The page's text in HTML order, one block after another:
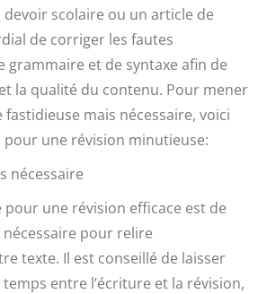
scolaire ou un article de
de corriger les fautes
grammaire et de syntaxe afin de
la qualité du contenu. Pour mener
mais nécessaire, voici
pour une révision minutieuse:
nécessaire
pour une révision efficace est de
pour relire
texte. Il est conseillé de laisser
entre l’écriture et la révision,